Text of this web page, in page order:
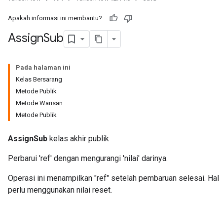
Apakah informasi ini membantu?
AssignSub
Pada halaman ini
Kelas Bersarang
Metode Publik
Metode Warisan
Metode Publik
AssignSub kelas akhir publik
Perbarui 'ref' dengan mengurangi 'nilai' darinya.
Operasi ini menampilkan "ref" setelah pembaruan selesai.
perlu menggunakan nilai reset.